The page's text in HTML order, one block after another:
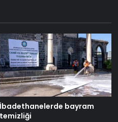
İbadethanelerde bayram
temizliği